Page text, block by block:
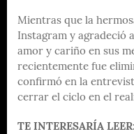
Mientras que la
Instagram y agradeció
amor y cariño en sus
recientemente fue
confirmó en la
cerrar el ciclo en el
TE INTERESARÍA LEER: